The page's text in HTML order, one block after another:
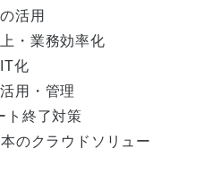
活用
・業務効率化
化
用・管理
ト終了対策
のクラウドソリュー